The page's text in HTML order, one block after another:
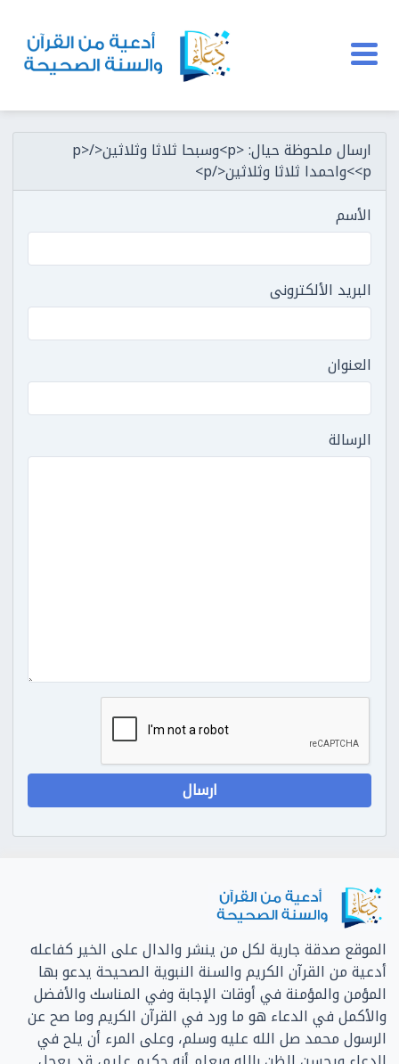
ارسال ملحوظة حيال: <p>وسبحا ثلاثا وثلاثين</p>
<p>واحمدا ثلاثا وثلاثين</p>
الأسم
البريد الألكترونى
العنوان
الرسالة
الموقع صدقة جارية لكل من ينشر والدال على الخير كفاعله
أدعية من القرآن الكريم والسنة النبوية الصحيحة يدعو بها
المؤمن والمؤمنة في أوقات الإجابة وفي المناسك والأفضل
والأكمل في الدعاء هو ما ورد في القرآن الكريم وما صح عن
الرسول محمد صل الله عليه وسلم، وعلى المرء أن يلح في